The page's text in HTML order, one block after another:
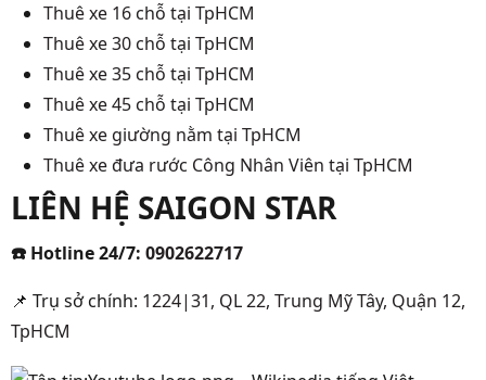
Thuê xe 16 chỗ tại TpHCM
Thuê xe 30 chỗ tại TpHCM
Thuê xe 35 chỗ tại TpHCM
Thuê xe 45 chỗ tại TpHCM
Thuê xe giường nằm tại TpHCM
Thuê xe đưa rước Công Nhân Viên tại TpHCM
LIÊN HỆ SAIGON STAR
☎️ Hotline 24/7: 0902622717
📌 Trụ sở chính: 1224|31, QL 22, Trung Mỹ Tây, Quận 12,
TpHCM